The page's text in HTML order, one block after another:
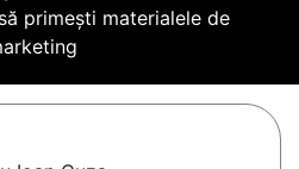
primești materialele de